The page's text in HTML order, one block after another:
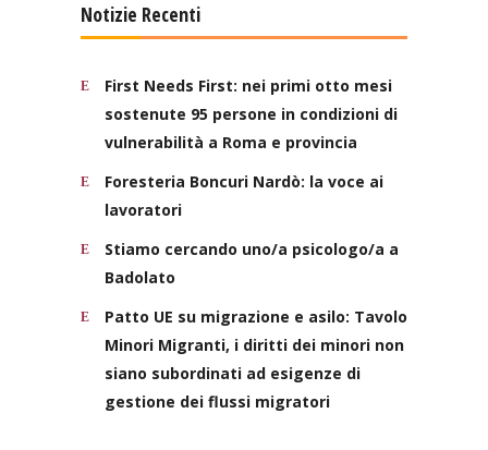
Notizie Recenti
First Needs First: nei primi otto mesi
sostenute 95 persone in condizioni di
vulnerabilità a Roma e provincia
Foresteria Boncuri Nardò: la voce ai
lavoratori
Stiamo cercando uno/a psicologo/a a
Badolato
Patto UE su migrazione e asilo: Tavolo
Minori Migranti, i diritti dei minori non
siano subordinati ad esigenze di
gestione dei flussi migratori